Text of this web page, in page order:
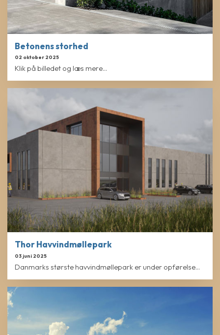
Betonens storhed
02 oktober 2025
Klik på billedet og læs mere...
Thor Havvindmøllepark
03 juni 2025
Danmarks største havvindmøllepark er under opførelse...